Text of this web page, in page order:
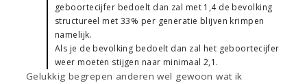
geboortecijfer bedoelt dan zal met 1,4 de bevolking
structureel met 33% per generatie blijven krimpen
namelijk.
Als je de bevolking bedoelt dan zal het geboortecijfer
weer moeten stijgen naar minimaal 2,1.
Gelukkig begrepen anderen wel gewoon wat ik